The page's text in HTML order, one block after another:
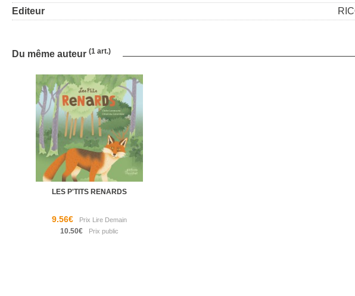
Editeur
Du même auteur (1 art.)
LES P'TITS RENARDS
9.56€
10.50€